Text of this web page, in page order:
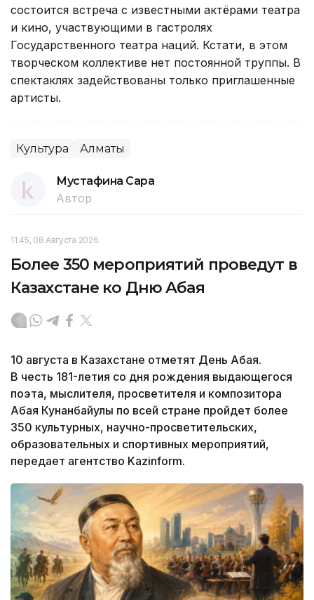
состоится встреча с известными актёрами театра
и кино, участвующими в гастролях
Государственного театра наций. Кстати, в этом
творческом коллективе нет постоянной труппы. В
спектаклях задействованы только приглашенные
артисты.
Культура Алматы
Мустафина Сара
Автор
11:45, 08 Августа 2026
Более 350 мероприятий проведут в
Казахстане ко Дню Абая
10 августа в Казахстане отметят День Абая.
В честь 181-летия со дня рождения выдающегося
поэта, мыслителя, просветителя и композитора
Абая Кунанбайулы по всей стране пройдет более
350 культурных, научно-просветительских,
образовательных и спортивных мероприятий,
передает агентство Kazinform.